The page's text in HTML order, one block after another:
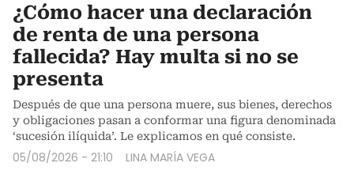
¿Cómo hacer una declaración
de renta de una persona
fallecida? Hay multa si no se
presenta
Después de que una persona muere, sus bienes, derechos
y obligaciones pasan a conformar una figura denominada
‘sucesión ilíquida’. Le explicamos en qué consiste.
05/08/2026 - 21:10 LINA MARÍA VEGA